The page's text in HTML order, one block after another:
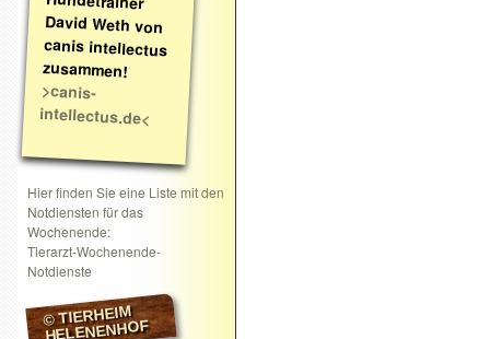
zusammen!
>canis-
intellectus.de<
Hier finden Sie eine Liste mit den
Notdiensten für das
Wochenende:
Tierarzt-Wochenende-
Notdienste
© TIERHEIM
HELENENHOF